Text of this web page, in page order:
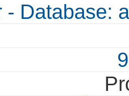
- Database: